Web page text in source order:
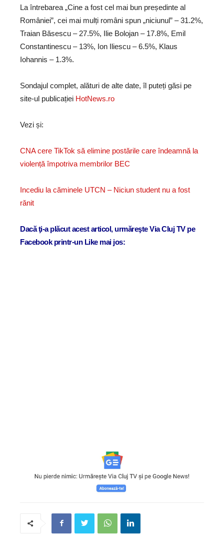
La întrebarea „Cine a fost cel mai bun președinte al
României”, cei mai mulți români spun „niciunul” – 31.2%,
Traian Băsescu – 27.5%, Ilie Bolojan – 17.8%, Emil
Constantinescu – 13%, Ion Iliescu – 6.5%, Klaus
Iohannis – 1.3%.
Sondajul complet, alături de alte date, îl puteți găsi pe
site-ul publicației HotNews.ro
Vezi și:
CNA cere TikTok să elimine postările care îndeamnă la
violență împotriva membrilor BEC
Incediu la căminele UTCN – Niciun student nu a fost
rănit
Dacă ţi-a plăcut acest articol, urmăreşte Via Cluj TV pe
Facebook printr-un Like mai jos: